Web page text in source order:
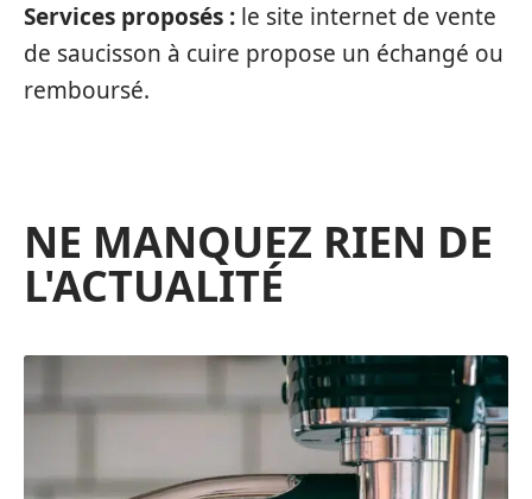
Services proposés : le site internet de vente
de saucisson à cuire propose un échangé ou
remboursé.
NE MANQUEZ RIEN DE
L'ACTUALITÉ